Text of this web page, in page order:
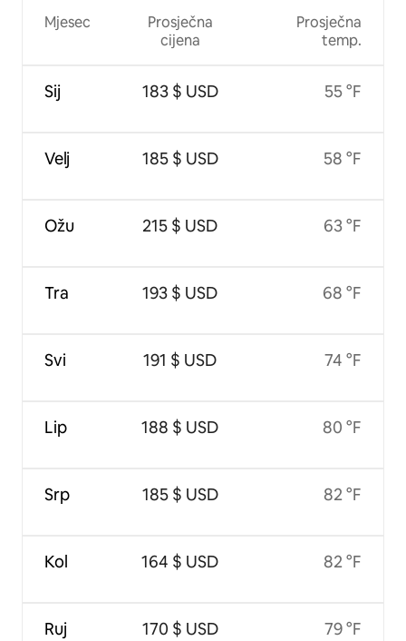
Mjesec
Sij
Velj
Ožu
Tra
Svi
Lip
Srp
Kol
Ruj
Prosječna
cijena
183 $ USD
185 $ USD
215 $ USD
193 $ USD
191 $ USD
188 $ USD
185 $ USD
164 $ USD
170 $ USD
Prosječna
temp.
55 °F
58 °F
63 °F
68 °F
74 °F
80 °F
82 °F
82 °F
79 °F